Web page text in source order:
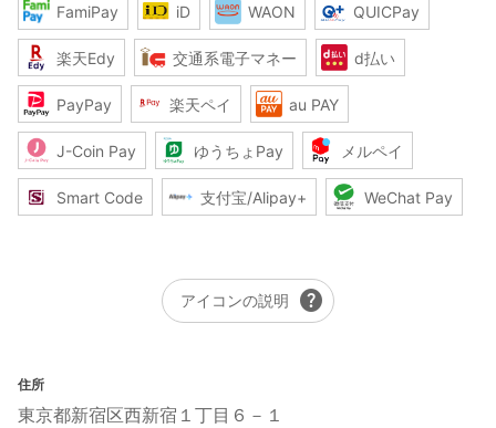
FamiPay iD WAON QUICPay
楽天Edy 交通系電子マネー d払い
PayPay 楽天ペイ au PAY
J-Coin Pay ゆうちょPay メルペイ
Smart Code 支付宝/Alipay+ WeChat Pay
アイコンの説明 help
住所
東京都新宿区西新宿１丁目６－１